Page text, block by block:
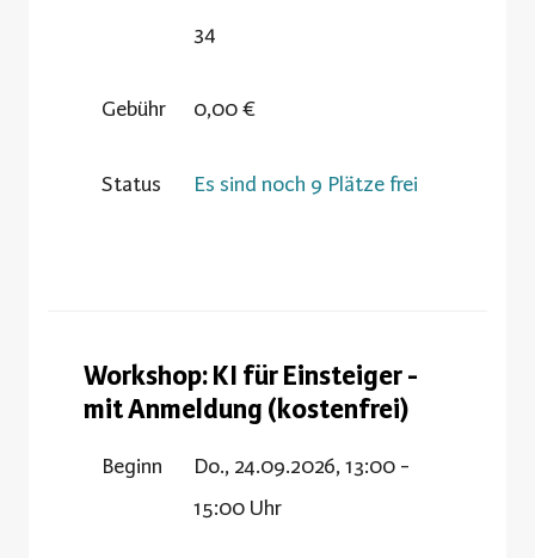
34
Gebühr 0,00 €
Status Es sind noch 9 Plätze frei
Workshop: KI für Einsteiger -
mit Anmeldung (kostenfrei)
Beginn
Do., 24.09.2026, 13:00 -
15:00 Uhr